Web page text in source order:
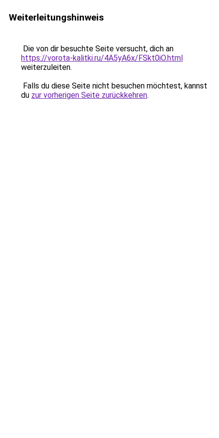
Weiterleitungshinweis
Die von dir besuchte Seite versucht, dich an
https://vorota-kalitki.ru/4A5yA6x/FSkt0iO.html
weiterzuleiten.
Falls du diese Seite nicht besuchen möchtest, kannst
du zur vorherigen Seite zurückkehren.